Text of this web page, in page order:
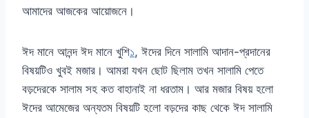
আমাদের আজকের আয়োজনে।
ঈদ মানে আনন্দ ঈদ মানে খুশি১, ঈদের দিনে সালামি আদান-প্রদানের
বিষয়টিও খুবই মজার। আমরা যখন ছোট ছিলাম তখন সালামি পেতে
বড়দেরকে সালাম সহ কত বাহানাই না ধরতাম। আর মজার বিষয় হলো
ঈদের আমেজের অন্যতম বিষয়টি হলো বড়দের কাছ থেকে ঈদ সালামি